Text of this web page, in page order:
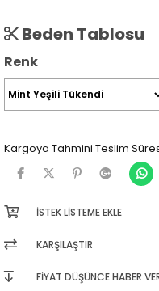
Beden Tablosu
Renk
Kargoya Tahmini Teslim
İSTEK LISTEME EKLE
KARŞILAŞTIR
FIYAT DÜŞÜNCE HABER